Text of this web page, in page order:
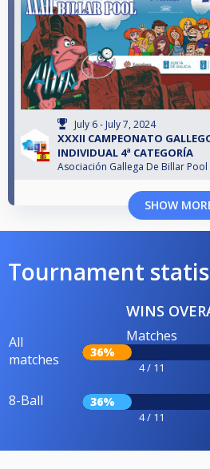
July 6 - July 7, 2024
XXXII CAMPEONATO
INDIVIDUAL 4ª CATEGORÍA
Asociación Gallega De Billar Pool
SHOW
Tournament
WINS
All
matches
Matches
36%
4 / 11
8-Ball 36%
4 / 11